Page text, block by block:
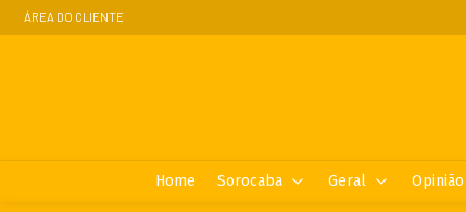
ÁREA DO CLIENTE
Home Sorocaba Geral Opinião